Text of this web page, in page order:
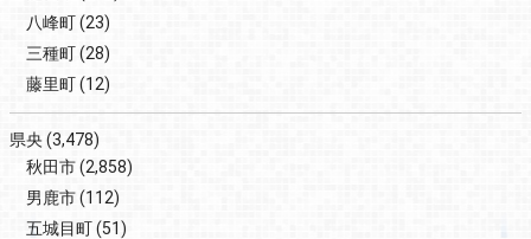
八峰町(23)
三種町(28)
藤里町(12)
県央 (3,478)
秋田市(2,858)
男鹿市(112)
五城目町(51)